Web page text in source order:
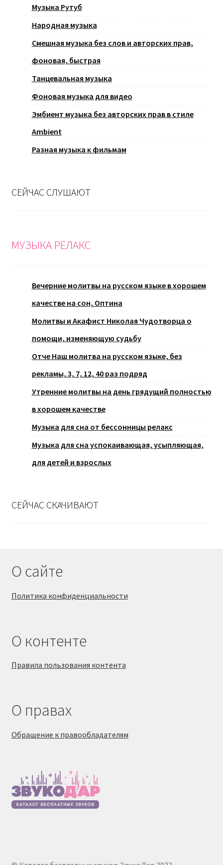
Музыка Рутуб
Народная музыка
Смешная музыка без слов и авторских прав,
фоновая, быстрая
Танцевальная музыка
Фоновая музыка для видео
Эмбиент музыка без авторских прав в стиле
Ambient
Разная музыка к фильмам
СЕЙЧАС СЛУШАЮТ
МУЗЫКА РЕЛАКС
Вечерние молитвы на русском языке в хорошем
качестве на сон, Оптина
Молитвы и Акафист Николая Чудотворца о
помощи, изменяющую судьбу
Отче Наш молитва на русском языке, без
рекламы, 3, 7, 12, 40 раз подряд
Утренние молитвы на день грядущий полностью
в хорошем качестве
Музыка для сна от бессонницы релакс
Музыка для сна успокаивающая, усыпляющая,
для детей и взрослых
СЕЙЧАС СКАЧИВАЮТ
О сайте
Политика конфиденциальности
О контенте
Правила пользования контента
О правах
Обращение к правообладателям